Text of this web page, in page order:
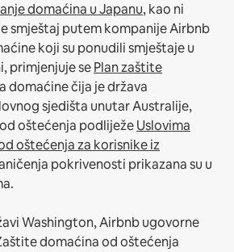
domaćina u Japanu, kao ni
smještaj putem kompanije Airbnb
koji su ponudili smještaje u
primjenjuje sePlan zaštite
domaćine čija je država
sjedišta unutar Australije,
oštećenja podliježeUslovima
oštećenja za korisnike iz
pokrivenosti prikazana su u
Washington, Airbnb ugovorne
domaćina od oštećenja